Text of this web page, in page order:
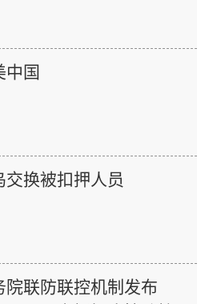
中国
交换被扣押人员
院联防联控机制发布